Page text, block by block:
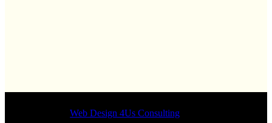
Designed byWeb Design 4Us Consulting